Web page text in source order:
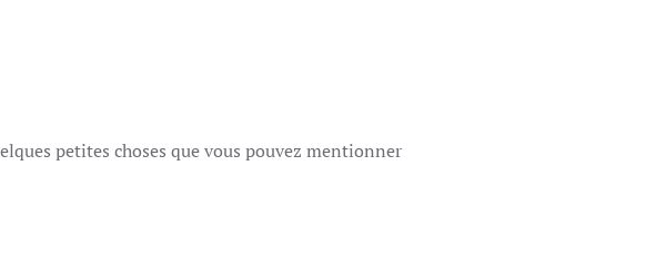
petites choses que vous pouvez mentionner